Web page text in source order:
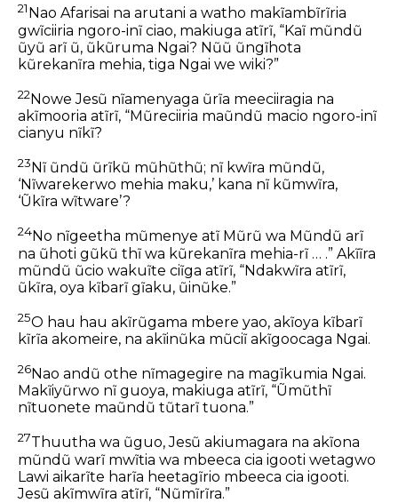
21 Nao Afarisai na arutani a watho makĩambĩrĩria
gwĩciiria ngoro-inĩ ciao, makiuga atĩrĩ, “Kaĩ mũndũ
ũyũ arĩ ũ, ũkũruma Ngai? Nũũ ũngĩhota
kũrekanĩra mehia, tiga Ngai we wiki?”
22Nowe Jesũ nĩamenyaga ũrĩa meeciiragia na
akĩmooria atĩrĩ, “Mũreciiria maũndũ macio ngoro-inĩ
cianyu nĩkĩ?
23 Nĩ ũndũ ũrĩkũ mũhũthũ; nĩ kwĩra mũndũ,
‘Nĩwarekerwo mehia maku,’ kana nĩ kũmwĩra,
‘Ũkĩra wĩtware’?
24No nĩgeetha mũmenye atĩ Mũrũ wa Mũndũ arĩ
na ũhoti gũkũ thĩ wa kũrekanĩra mehia-rĩ … .” Akĩĩra
mũndũ ũcio wakuĩte ciĩga atĩrĩ, “Ndakwĩra atĩrĩ,
ũkĩra, oya kĩbarĩ gĩaku, ũinũke.”
25O hau hau akĩrũgama mbere yao, akĩoya kĩbarĩ
kĩrĩa akomeire, na akĩinũka mũciĩ akĩgoocaga Ngai.
26Nao andũ othe nĩmagegire na magĩkumia Ngai.
Makĩiyũrwo nĩ guoya, makiuga atĩrĩ, “Ũmũthĩ
nĩtuonete maũndũ tũtarĩ tuona.”
27Thuutha wa ũguo, Jesũ akiumagara na akĩona
mũndũ warĩ mwĩtia wa mbeeca cia igooti wetagwo
Lawi aikarĩte harĩa heetagĩrio mbeeca cia igooti.
Jesũ akĩmwĩra atĩrĩ, “Nũmĩrĩra.”